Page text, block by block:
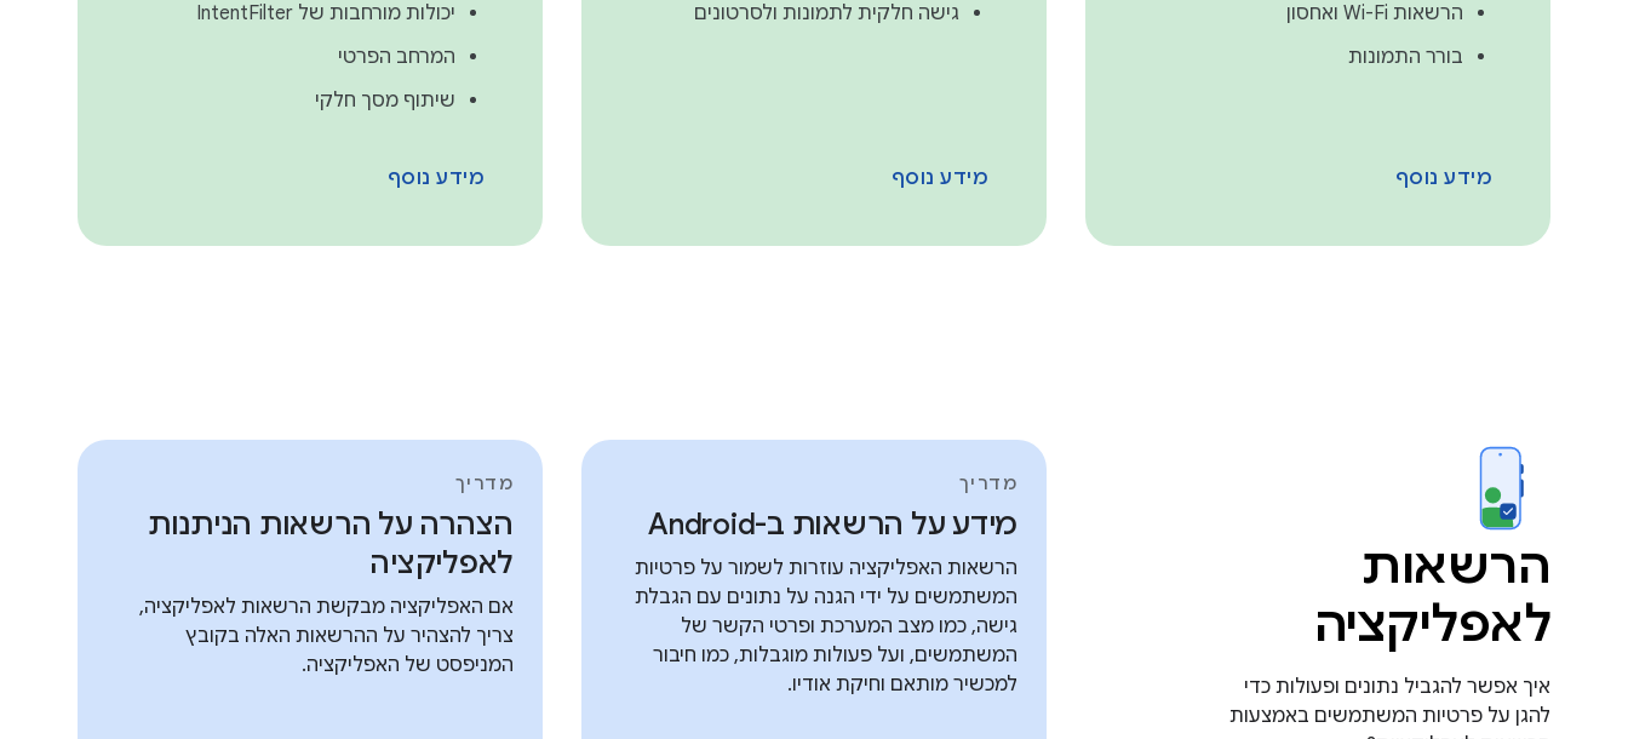
הרשאות Wi-Fi ואחסון
בורר התמונות
מידע נוסף
גישה חלקית לתמונות ולסרטונים
מידע נוסף
יכולות מורחבות של IntentFilter
המרחב הפרטי
שיתוף מסך חלקי
מידע נוסף
הרשאות
לאפליקציה
איך אפשר להגביל נתונים ופעולות כדי
להגן על פרטיות המשתמשים באמצעות
מדריך
מידע על הרשאות ב-Android
הרשאות האפליקציה עוזרות לשמור על פרטיות
המשתמשים על ידי הגנה על נתונים עם הגבלת
גישה, כמו מצב המערכת ופרטי הקשר של
המשתמשים, ועל פעולות מוגבלות, כמו חיבור
למכשיר מותאם וחיקת אודיו.
מדריך
הצהרה על הרשאות הניתנות
לאפליקציה
אם האפליקציה מבקשת הרשאות לאפליקציה,
צריך להצהיר על ההרשאות האלה בקובץ
המניפסט של האפליקציה.